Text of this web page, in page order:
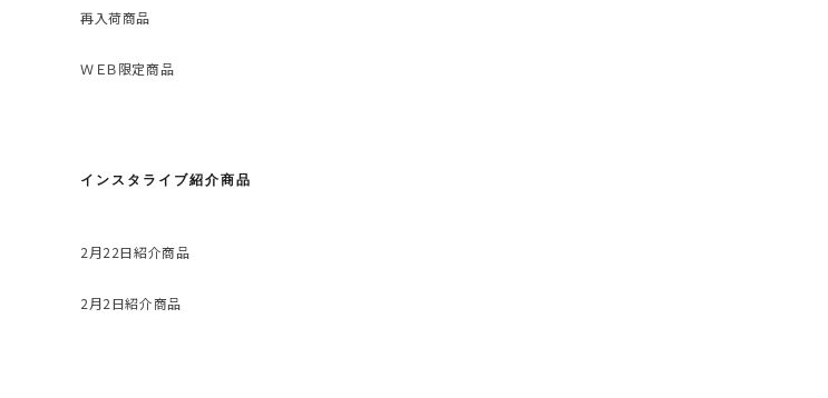
再入荷商品
ＷＥＢ限定商品
インスタライブ紹介商品
2月22日紹介商品
2月2日紹介商品